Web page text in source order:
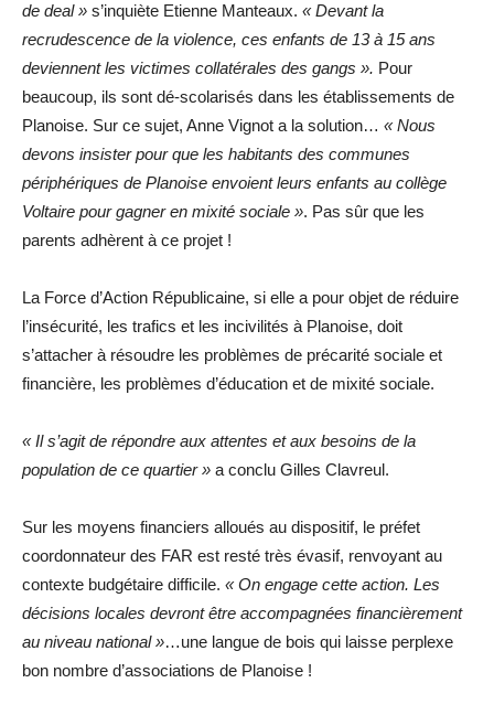
de deal » s’inquiète Etienne Manteaux. « Devant la
recrudescence de la violence, ces enfants de 13 à 15 ans
deviennent les victimes collatérales des gangs ». Pour
beaucoup, ils sont dé-scolarisés dans les établissements de
Planoise. Sur ce sujet, Anne Vignot a la solution… « Nous
devons insister pour que les habitants des communes
périphériques de Planoise envoient leurs enfants au collège
Voltaire pour gagner en mixité sociale ». Pas sûr que les
parents adhèrent à ce projet !
La Force d’Action Républicaine, si elle a pour objet de réduire
l’insécurité, les trafics et les incivilités à Planoise, doit
s’attacher à résoudre les problèmes de précarité sociale et
financière, les problèmes d’éducation et de mixité sociale.
« Il s’agit de répondre aux attentes et aux besoins de la
population de ce quartier » a conclu Gilles Clavreul.
Sur les moyens financiers alloués au dispositif, le préfet
coordonnateur des FAR est resté très évasif, renvoyant au
contexte budgétaire difficile. « On engage cette action. Les
décisions locales devront être accompagnées financièrement
au niveau national »…une langue de bois qui laisse perplexe
bon nombre d’associations de Planoise !